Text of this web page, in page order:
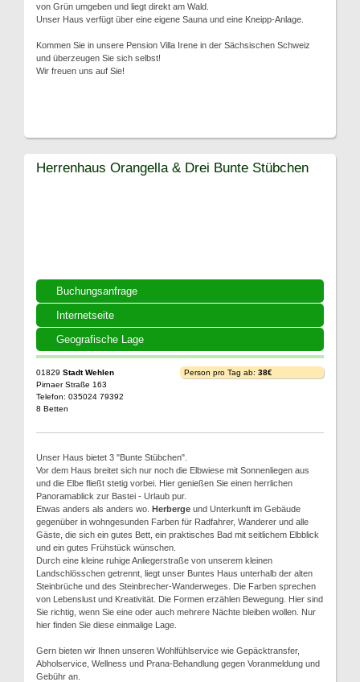
von Grün umgeben und liegt direkt am Wald.
Unser Haus verfügt über eine eigene Sauna und eine Kneipp-Anlage.
Kommen Sie in unsere Pension Villa Irene in der Sächsischen Schweiz
und überzeugen Sie sich selbst!
Wir freuen uns auf Sie!
Buchungsanfrage
Internetseite
Geografische Lage
Herrenhaus Orangella & Drei Bunte Stübchen
01829 Stadt Wehlen
Pirnaer Straße 163
Telefon: 035024 79392
8 Betten
Person pro Tag ab: 38€
Unser Haus bietet 3 "Bunte Stübchen".
Vor dem Haus breitet sich nur noch die Elbwiese mit Sonnenliegen aus
und die Elbe fließt stetig vorbei. Hier genießen Sie einen herrlichen
Panoramablick zur Bastei - Urlaub pur.
Etwas anders als anders wo. Herberge und Unterkunft im Gebäude
gegenüber in wohngesunden Farben für Radfahrer, Wanderer und alle
Gäste, die sich ein gutes Bett, ein praktisches Bad mit seitlichem Elbblick
und ein gutes Frühstück wünschen.
Durch eine kleine ruhige Anliegerstraße von unserem kleinen
Landschlösschen getrennt, liegt unser Buntes Haus unterhalb der alten
Steinbrüche und des Steinbrecher-Wanderweges. Die Farben sprechen
von Lebenslust und Kreativität. Die Formen erzählen Bewegung. Hier sind
Sie richtig, wenn Sie eine oder auch mehrere Nächte bleiben wollen. Nur
hier finden Sie diese einmalige Lage.
Gern bieten wir Ihnen unseren Wohlfühlservice wie Gepäcktransfer,
Abholservice, Wellness und Prana-Behandlung gegen Voranmeldung und
Gebühr an.